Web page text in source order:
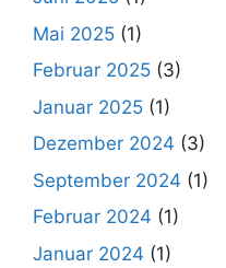
Mai 2025 (1)
Februar 2025 (3)
Januar 2025 (1)
Dezember 2024 (3)
September 2024 (1)
Februar 2024 (1)
Januar 2024 (1)